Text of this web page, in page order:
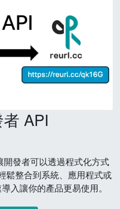
API
發者可以透過程式化方式
鬆整合到系統、應用程式或
入讓你的產品更易使用。